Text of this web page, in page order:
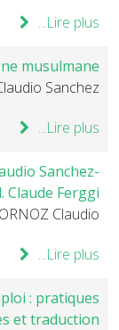
Lire plus...
musulmane
Sanchez
Lire plus...
Sanchez-
Ferggi.
Claudio
Lire plus...
: pratiques
et traduction.